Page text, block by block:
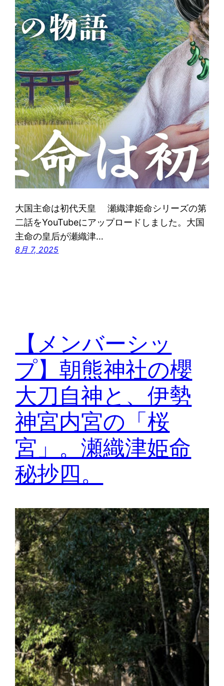
大国主命は初代天皇 瀬織津姫命シリーズの第
二話をYouTubeにアップロードしました。大国
主命の皇后が瀬織津…
8月 7, 2025
【メンバーシッ
プ】朝熊神社の櫻
大刀自神と、伊勢
神宮内宮の「桜
宮」。瀬織津姫命
秘抄四。